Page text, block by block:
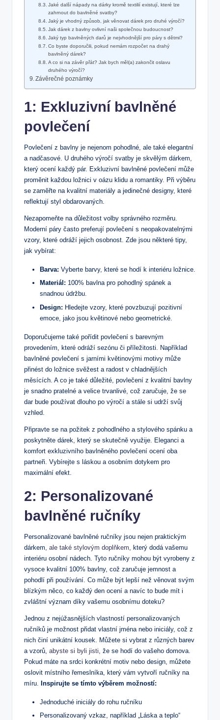
Jaké další nápady na dárky kromě textilií existují, které lze
zahrnout do bavlněné‍ svatby?
Jaký je vhodný způsob, jak‌ věnovat dárek‌ pro druhé výročí?
Jak dárek z bavlny‍ ovlivní naši⁤ společnou budoucnost?
Jaký typ ⁢bavlněných darů je nejvhodnější pro páry s dětmi?
Co byste doporučili, pokud nemám rozpočet na drahý
bavlněný dárek?
A co si na závěr přát? ⁤Jak bych měl(a) zakončit oslavu
druhého výročí?
Závěrečné poznámky
1: ​Exkluzivní bavlněné
povlečení
Povlečení ⁤z ⁢bavlny je nejenom pohodlné, ale také elegantní
⁣a nadčasové. U druhého výročí svatby je skvělým dárkem,
který ocení každý pár. Exkluzivní bavlněné povlečení ‍může
proměnit každou ložnici v oázu klidu a romantiky. Při výběru
se zaměřte na kvalitní materiály a jedinečné designy, které
reflektují styl obdarovaných. ⁤
Nezapomeňte na důležitost volby správného rozměru.
Moderní páry často preferují povlečení s neopakovatelnými​
vzory, které odráží jejich osobnost. Zde jsou některé tipy,
jak vybírat:
Barva: ‌Vyberte ‌barvy, ⁣které se hodí k interiéru ložnice.
Materiál: 100% bavlna pro pohodlný spánek a
snadnou údržbu.
Design: Hledejte ​vzory, které povzbuzují pozitivní
emoce, jako jsou květinové nebo geometrické.
Doporučujeme také pořídit povlečení ⁤s barevným
provedením, které odráží sezónu či příležitosti. Například
bavlněné povlečení s jarními květinovými motivy může
přinést do ložnice svěžest a radost v chladnějších
měsících. A co je také ⁤důležité, povlečení z kvalitní bavlny
je snadno pratelné a​ velice trvanlivé, což zaručuje, ⁣že⁢ se
dar bude používat dlouho po výročí a stále si udrží svůj
vzhled.
Připravte se na požitek ​z pohodlného a stylového spánku a
poskytněte dárek, který se skutečně využije. Eleganci a
komfort exkluzivního bavlněného povlečení ocení oba
partneři. Vybírejte s láskou a osobním dotykem pro
maximální efekt.
2: Personalizované
‌bavlněné ručníky
Personalizované bavlněné ručníky jsou nejen praktickým
dárkem, ale také stylovým doplňkem , který dodá vašemu
interiéru osobní ‍nádech. Tyto ručníky mohou‌ být⁣ vyrobeny z
vysoce kvalitní 100% bavlny, což zaručuje jemnost a
pohodlí při⁤ používání. Co‍ může být lepší než⁢ věnovat svým
blízkým něco, co každý ⁢den ocení ​a navíc to bude mít i‌
zvláštní význam díky vašemu osobnímu doteku?
Jednou z nejúžasnějších vlastností personalizovaných
ručníků je možnost přidat⁤ vlastní jména nebo‌ iniciály, což⁤ z
nich činí unikátní kousek. Můžete si vybrat z ​různých barev
a vzorů, abyste si byli jisti , ‍že se hodí do vašeho ⁤domova.⁢
Pokud máte na srdci konkrétní motiv nebo design, můžete
oslovit místního řemeslníka, který vám vytvoří ručníky na
míru. Inspirujte se tímto výběrem možností:
Jednoduché iniciály do rohu ručníku
Personalizovaný ⁢vzkaz, například „Láska a ⁢teplo“